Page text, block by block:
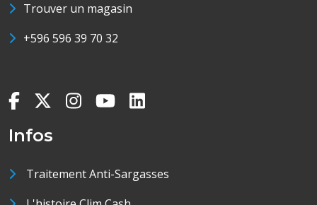
Trouver un magasin
+596 596 39 70 32
Infos
Traitement Anti-Sargasses